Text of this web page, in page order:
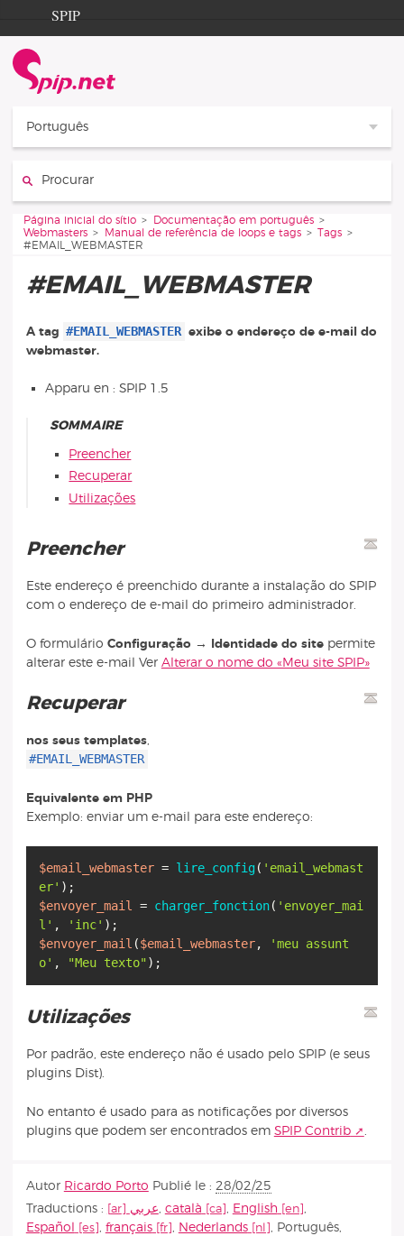
Aller au contenu
Aller à la navigation
SPIP
Documentation
Contribution
Português
Vous êtes ici :
Página inicial do sítio
Documentação em português
Webmasters
Manual de referência de loops e tags
Tags
#EMAIL_WEBMASTER
#EMAIL_WEBMASTER
A tag #EMAIL_WEBMASTER exibe o endereço de e-mail do
webmaster.
Apparu en : SPIP 1.5
SOMMAIRE
Preencher
Recuperar
Utilizações
Preencher
Este endereço é preenchido durante a instalação do SPIP
com o endereço de e-mail do primeiro administrador.
O formulário Configuração → Identidade do sitepermite
alterar este e-mail Ver Alterar o nome do «Meu site SPIP»
Recuperar
nos seus templates,
#EMAIL_WEBMASTER
Equivalente em PHP
Exemplo: enviar um e-mail para este endereço:
$email_webmaster = lire_config ( 'email_webmast
er'
$envoyer_mail
= charger_fonction( 'envoyer_mai
l' , 'inc'
$envoyer_mail ($email_webmaster,
'meu assunt
o' , "Meu texto"
Utilizações
Por padrão, este endereço não é usado pelo SPIP (e seus
plugins Dist).
No entanto é usado para as notificações por diversos
plugins que podem ser encontrados em SPIP Contrib
Autor Ricardo Porto Publié le : 28/02/25
Traductions :
عربي, català , English
,
Español
, français , Nederlands , Português,